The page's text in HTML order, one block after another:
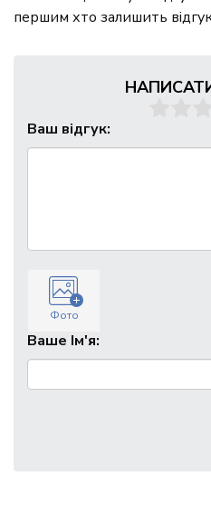
першим хто залишить
Ваш відгук:
Фото
Ваше Ім'я: